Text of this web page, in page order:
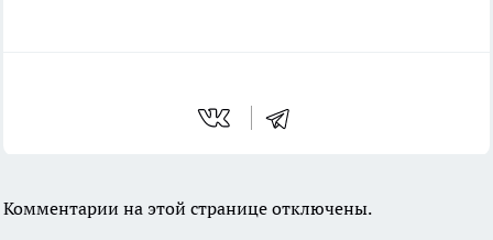
Комментарии на этой странице отключены.